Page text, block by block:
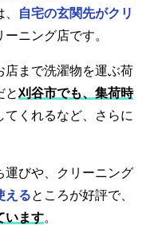
、
自宅の玄関先がクリ
ーニング店です。
店まで洗濯物を運ぶ荷
と刈谷市でも、集荷時
てくれるなど、さらに
運びや、クリーニング
えるところが好評で、
います。